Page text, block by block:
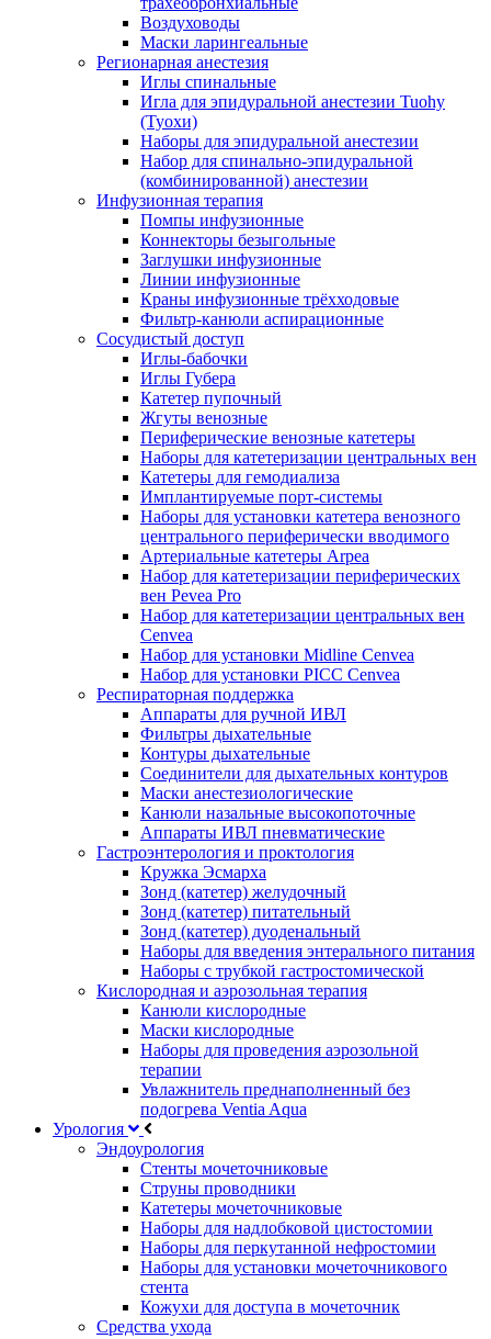
Воздуховоды
Маски ларингеальные
Регионарная анестезия
Иглы спинальные
Игла для эпидуральной анестезии Tuohy
(Туохи)
Наборы для эпидуральной анестезии
Набор для спинально-эпидуральной
(комбинированной) анестезии
Инфузионная терапия
Помпы инфузионные
Коннекторы безыгольные
Заглушки инфузионные
Линии инфузионные
Краны инфузионные трёхходовые
Фильтр-канюли аспирационные
Сосудистый доступ
Иглы-бабочки
Иглы Губера
Катетер пупочный
Жгуты венозные
Периферические венозные катетеры
Наборы для катетеризации центральных вен
Катетеры для гемодиализа
Имплантируемые порт‑системы
Наборы для установки катетера венозного
центрального периферически вводимого
Артериальные катетеры Arpea
Набор для катетеризации периферических
вен Pevea Pro
Набор для катетеризации центральных вен
Cenvea
Набор для установки Midline Cenvea
Набор для установки PICC Cenvea
Респираторная поддержка
Аппараты для ручной ИВЛ
Фильтры дыхательные
Контуры дыхательные
Соединители для дыхательных контуров
Маски анестезиологические
Канюли назальные высокопоточные
Аппараты ИВЛ пневматические
Гастроэнтерология и проктология
Кружка Эсмарха
Зонд (катетер) желудочный
Зонд (катетер) питательный
Зонд (катетер) дуоденальный
Наборы для введения энтерального питания
Наборы с трубкой гастростомической
Кислородная и аэрозольная терапия
Канюли кислородные
Маски кислородные
Наборы для проведения аэрозольной
терапии
Увлажнитель преднаполненный без
подогрева Ventia Aqua
Урология
Эндоурология
Стенты мочеточниковые
Струны проводники
Катетеры мочеточниковые
Наборы для надлобковой цистостомии
Наборы для перкутанной нефростомии
Наборы для установки мочеточникового
стента
Кожухи для доступа в мочеточник
Средства ухода